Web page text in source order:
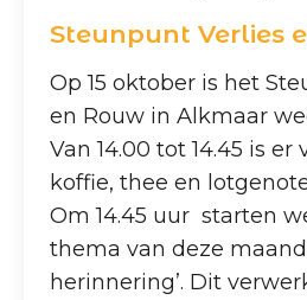
Steunpunt Verlies
Op 15 oktober is het
en Rouw in Alkmaar
Van 14.00 tot 14.45 is
koffie, thee en
Om 14.45 uur starten
thema van deze
herinnering’. Dit